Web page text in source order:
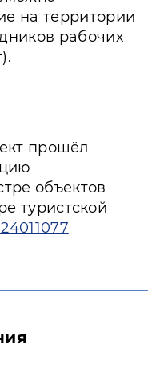
на территории
рабочих
прошёл
объектов
туристской